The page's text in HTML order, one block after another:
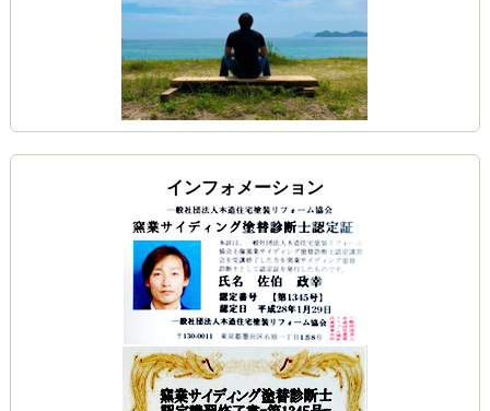
インフォメーション